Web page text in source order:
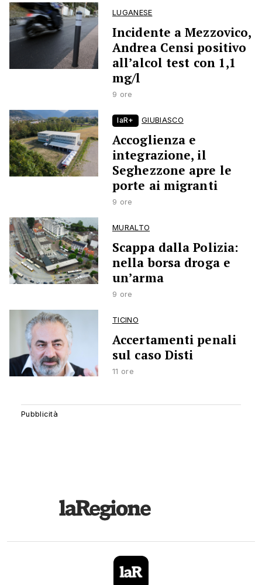
LUGANESE
Incidente a Mezzovico,
Andrea Censi positivo
all’alcol test con 1,1
mg/l
9 ore
laR+ GIUBIASCO
Accoglienza e
integrazione, il
Seghezzone apre le
porte ai migranti
9 ore
MURALTO
Scappa dalla Polizia:
nella borsa droga e
un’arma
9 ore
TICINO
Accertamenti penali
sul caso Disti
11 ore